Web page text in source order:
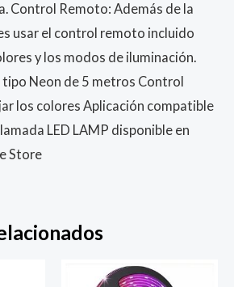
Control Remoto: Además de la
usar el control remoto incluido
y los modos de iluminación.
tipo Neon de 5 metros Control
los colores Aplicación compatible
LED LAMP disponible en
Store